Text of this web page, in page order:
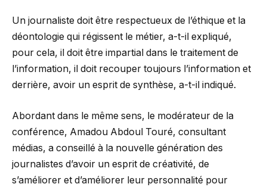
Un journaliste doit être respectueux de l’éthique et la
déontologie qui régissent le métier, a-t-il expliqué,
pour cela, il doit être impartial dans le traitement de
l’information, il doit recouper toujours l’information et
derrière, avoir un esprit de synthèse, a-t-il indiqué.
Abordant dans le même sens, le modérateur de la
conférence, Amadou Abdoul Touré, consultant
médias, a conseillé à la nouvelle génération des
journalistes d’avoir un esprit de créativité, de
s’améliorer et d’améliorer leur personnalité pour